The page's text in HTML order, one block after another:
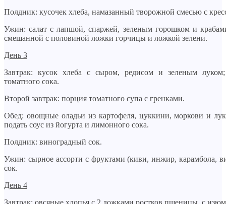
Полдник: кусочек хлеба, намазанный творожной смесью с
Ужин: салат с лапшой, спаржей, зеленым горошком и
смешанной с половиной ложки горчицы и ложкой зелени.
День 3
Завтрак: кусок хлеба с сыром, редисом и зеленым
томатного сока.
Второй завтрак: порция томатного супа с гренками.
Обед: овощные оладьи из картофеля, цуккини, моркови и
подать соус из йогурта и лимонного сока.
Полдник: виноградный сок.
Ужин: сырное ассорти с фруктами (киви, инжир, карамбола,
сок.
День 4
Завтрак: овсяные хлопья с 2 ложками ростков пшеницы, с